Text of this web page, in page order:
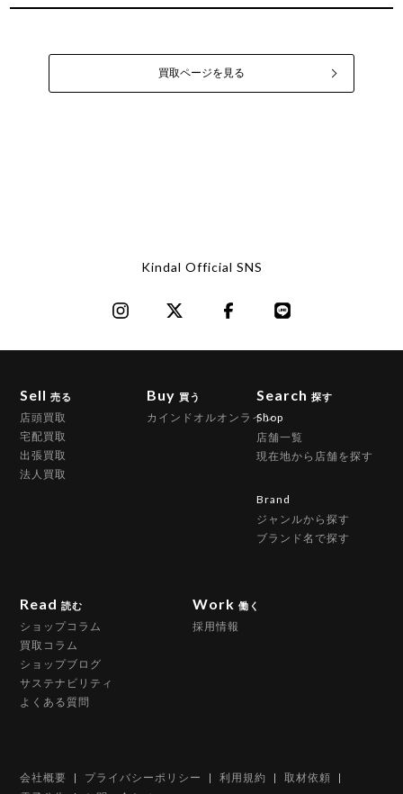
買取ページを見る
Kindal Official SNS
Sell売る
店頭買取
宅配買取
出張買取
法人買取
Buy 買う
カインドオルオンライン
Search 探す
Shop
店舗一覧
現在地から店舗を探す
Brand
ジャンルから探す
ブランド名で探す
Read読む
ショップコラム
買取コラム
ショップブログ
サステナビリティ
よくある質問
Work 働く
採用情報
会社概要 プライバシーポリシー 利用規約
取材依頼